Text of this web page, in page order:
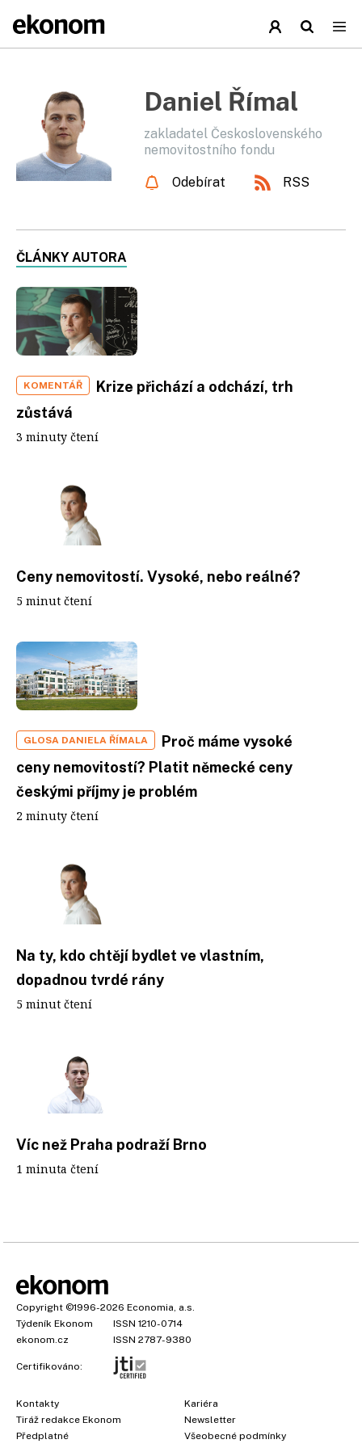
Daniel Římal
zakladatel Československého
nemovitostního fondu
Odebírat RSS
ČLÁNKY AUTORA
KOMENTÁŘ
Krize přichází a odchází, trh
zůstává
3 minuty čtení
Ceny nemovitostí. Vysoké, nebo reálné?
5 minut čtení
GLOSA DANIELA ŘÍMALA
Proč máme vysoké
ceny nemovitostí? Platit německé ceny
českými příjmy je problém
2 minuty čtení
Na ty, kdo chtějí bydlet ve vlastním,
dopadnou tvrdé rány
5 minut čtení
Víc než Praha podraží Brno
1 minuta čtení
Copyright ©1996-2026 Economia, a.s.
Týdeník Ekonom
ISSN 1210-0714
ekonom.cz
ISSN 2787-9380
Certifikováno:
Kontakty
Tiráž redakce Ekonom
Předplatné
Kariéra
Newsletter
Všeobecné podmínky